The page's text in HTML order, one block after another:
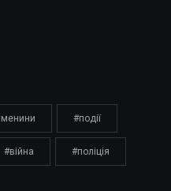
#події
#війна #поліція